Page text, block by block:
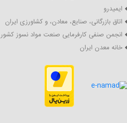
ایمیدرو
اتاق بازرگانی، صنایع، معادن، و کشاورزی ایران
انجمن صنفی کارفرمایی صنعت مواد نسوز کشور
خانه معدن ایران